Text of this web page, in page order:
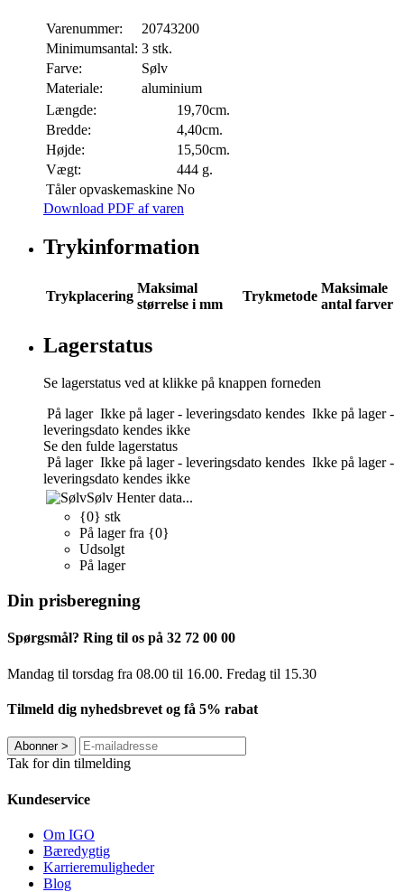
Varenummer:
20743200
Minimumsantal: 3 stk.
Farve:
Sølv
Materiale:
aluminium
Længde:
19,70cm.
Bredde:
4,40cm.
Højde:
15,50cm.
Vægt:
444 g.
Tåler opvaskemaskine No
Download PDF af varen
Trykinformation
Trykplacering
Maksimal
størrelse i mm
Trykmetode
Maksimale
antal farver
Lagerstatus
Se lagerstatus ved at klikke på knappen forneden
På lager Ikke på lager - leveringsdato kendes Ikke på lager -
leveringsdato kendes ikke
Se den fulde lagerstatus
På lager Ikke på lager - leveringsdato kendes Ikke på lager -
leveringsdato kendes ikke
Sølv Henter data...
{0} stk
På lager fra {0}
Udsolgt
På lager
Din prisberegning
Spørgsmål? Ring til os på 32 72 00 00
Mandag til torsdag fra 08.00 til 16.00. Fredag ​​til 15.30
Tilmeld dig nyhedsbrevet og få 5% rabat
Abonner>
Tak for din tilmelding
Kundeservice
Om IGO
Bæredygtig
Karrieremuligheder
Blog